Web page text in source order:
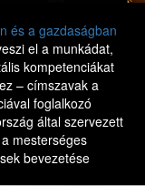
és a gazdaságban
el a munkádat,
kompetenciákat
– címszavak a
foglalkozó
által szervezett
mesterséges
bevezetése